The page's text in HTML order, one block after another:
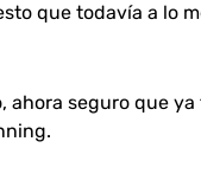
que todavía a lo
seguro que